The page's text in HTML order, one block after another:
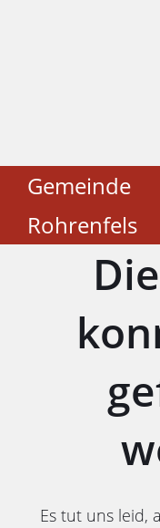
Gemeinde
Rohrenfels
Es tut uns leid,